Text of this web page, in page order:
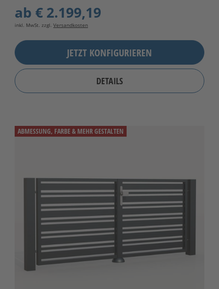
ab € 2.199,19
inkl. MwSt. zzgl. Versandkosten
JETZT KONFIGURIEREN
DETAILS
ABMESSUNG, FARBE & MEHR GESTALTEN